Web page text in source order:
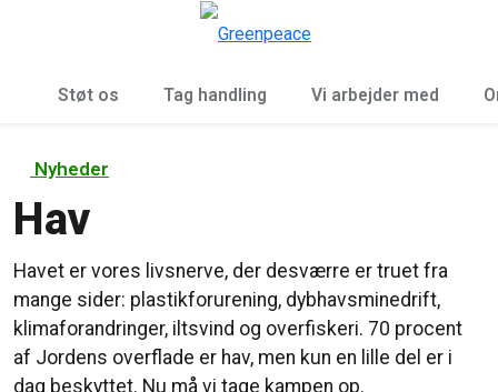
Støt os Tag handling Vi arbejder med
Nyheder
Hav
Havet er vores livsnerve, der desværre er truet fra
mange sider: plastikforurening, dybhavsminedrift,
klimaforandringer, iltsvind og overfiskeri. 70 procent
af Jordens overflade er hav, men kun en lille del er i
dag beskyttet. Nu må vi tage kampen op.